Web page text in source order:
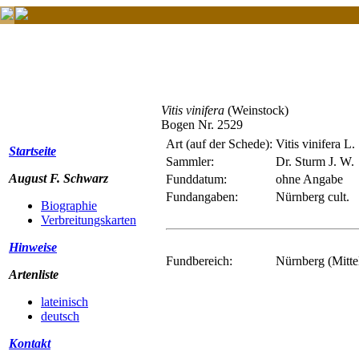
Startseite
August F. Schwarz
Biographie
Verbreitungskarten
Hinweise
Artenliste
lateinisch
deutsch
Kontakt
Vitis vinifera (Weinstock)
Bogen Nr. 2529
Art (auf der Schede): Vitis vinifera L.
Sammler:
Dr. Sturm J. W.
Funddatum:
ohne Angabe
Fundangaben:
Nürnberg cult.
Fundbereich: Nürnberg